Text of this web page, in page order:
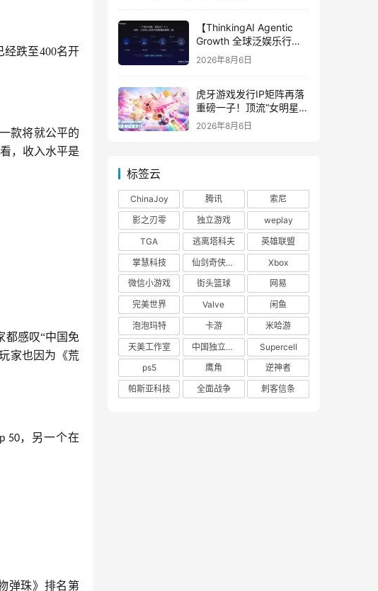
跌至400名开
款将就公平的
，收入水平是
都感叹“中国免
家也因为《荒
50，另一个在
弹珠》排名第
【ThinkingAI Agentic
Growth 全球泛娱乐行业
峰会】Agent 时代，人到
底负责什么
2026年8月6日
虎牙游戏发行IP矩阵再落
重磅一子！顶流“女明星”
ZANMANG LOOPY 正版
2026年8月6日
标签云
ChinaJoy 腾讯
索尼
影之刃零
独立游戏
weplay
TGA
逃离塔科夫
英雄联盟
掌慧科技
仙剑奇侠传四
Xbox
微信小游戏
街头篮球
网易
完美世界
Valve
闲鱼
泡泡玛特
卡游
米哈游
天美工作室
中国独立游戏联盟
Supercell
ps5
鹰角
逆神者
帕斯亚科技
全面战争 刺客信条